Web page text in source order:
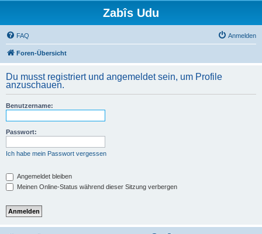
Zabîs Udu
FAQ Anmelden
Foren-Übersicht
Du musst registriert und angemeldet sein, um Profile
anzuschauen.
Benutzername:
Passwort:
Ich habe mein Passwort vergessen
Angemeldet bleiben
Meinen Online-Status während dieser Sitzung verbergen